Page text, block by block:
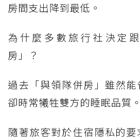
房間支出降到最低。
為什麼多數旅行社決定
房」？
過去「與領隊併房」雖然能
卻時常犧牲雙方的睡眠品質。
隨著旅客對於住宿隱私的